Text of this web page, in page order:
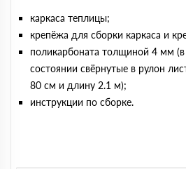
каркаса теплицы;
крепёжа для сборки каркаса и
поликарбоната толщиной 4 мм
состоянии свёрнутые в рулон
80 см и длину 2.1 м);
инструкции по сборке.